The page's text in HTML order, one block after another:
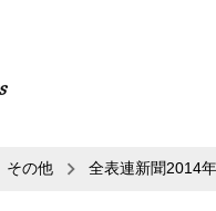
その他 全表連新聞2014